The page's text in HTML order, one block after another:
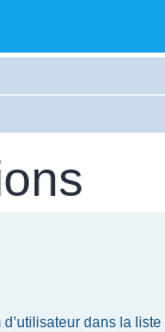
dans la liste